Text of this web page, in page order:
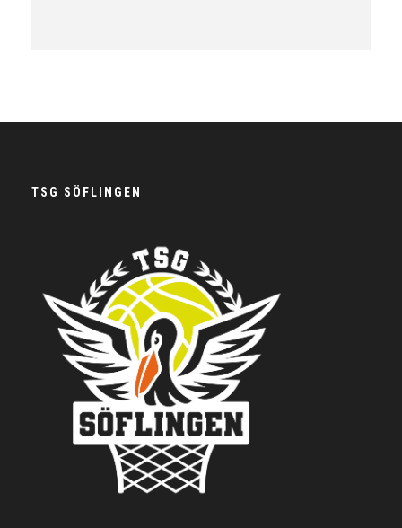
TSG SÖFLINGEN